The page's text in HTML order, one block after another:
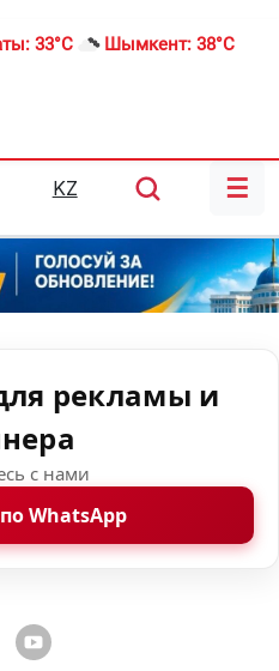
33°C Шымкент: 38°C
KZ ☰
рекламы и
с нами
WhatsApp